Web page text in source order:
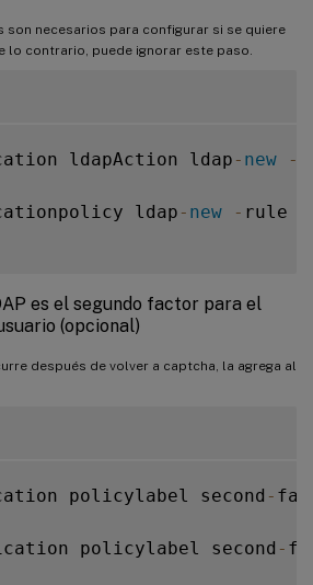
son necesarios para configurar si se quiere
lo contrario, puede ignorar este paso.
ldapAction ldap - new -
ldap - new - rule
es el segundo factor para el
(opcional)
después de volver a captcha, la agrega al
policylabel second -
policylabel second -